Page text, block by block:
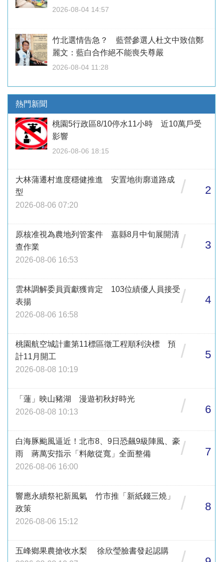
2026-08-04 14:57
竹北選情告急？ 藍營參選人杜文中致信鄭
麗文：藍白合作絕不能喪失尊嚴
2026-08-04 11:28
熱門新聞
桃園5行政區8/10停水11小時 近10萬戶受
影響
2026-08-06 18:15
大林蒲遷村進度穩健推進 安置地街廓道路成
型
2026-08-06 07:20
/ 2
原核准視為農地列管案件 嘉縣8月中旬展開清
查作業
2026-08-06 16:53
/ 3
雲林調解委員貢獻獲肯定 103位績優人員接受
表揚
2026-08-06 16:58
/ 4
桃園航空城計畫第11標區徵工程順利決標 預
計11月開工
2026-08-08 10:19
/ 5
「蓮」映山豬湖 漫遊初秋好時光
2026-08-08 10:13
/ 6
白海豚颱風逼近！北市8、9日恐飆9級陣風、豪
雨 蔣萬安指示「料敵從寬」全面整備
2026-08-06 16:00
/ 7
響應永續祭祀新風氣 竹市推「新紙錢三燒」
政策
2026-08-06 15:12
/ 8
五峰鄉果農搶收水梨 徐欣瑩臉書發起認購